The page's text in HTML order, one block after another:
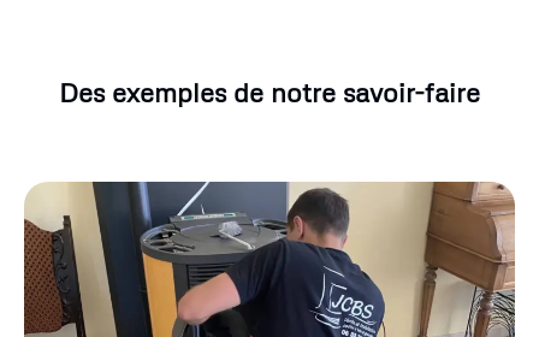
Des exemples de notre savoir-faire